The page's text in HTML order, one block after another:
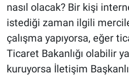
nasıl olacak? Bir kişi
istediği zaman ilgili
çalışma yapıyorsa, eğer
Ticaret Bakanlığı olabilir
kuruyorsa İletişim